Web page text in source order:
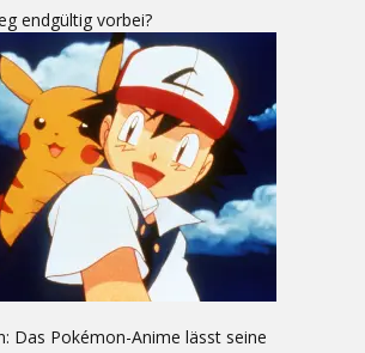
endgültig vorbei?
Das Pokémon-Anime lässt seine